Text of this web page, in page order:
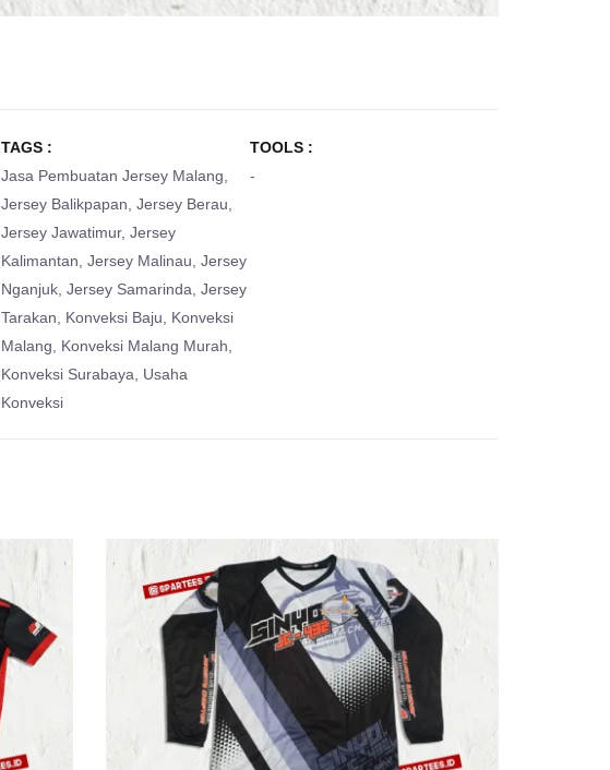
TAGS :
Jasa Pembuatan Jersey Malang
Jersey Balikpapan Jersey Berau
Jersey Jawatimur, Jersey
Kalimantan Jersey Malinau Jersey
Nganjuk Jersey Samarinda Jersey
Tarakan
Konveksi Baju
Konveksi
Malang
Konveksi Malang Murah
Konveksi Surabaya
Usaha
Konveksi
TOOLS :
-